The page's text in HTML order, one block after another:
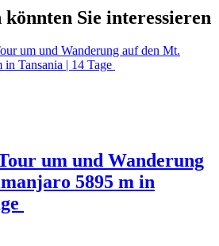
Sie interessieren
um und Wanderung
5895 m in